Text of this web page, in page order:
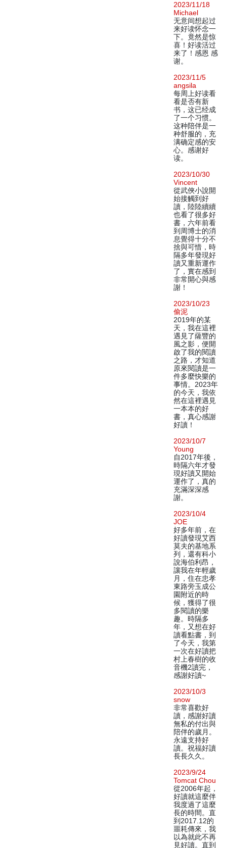
2023/11/18
Michael
无意间想起过
来好读怀念一
下。竟然是惊
喜！好读活过
来了！感恩 感
谢。
2023/11/5
angsila
每周上好读看
看是否有新
书，这已经成
了一个习惯。
这种陪伴是一
种舒服的，充
满确定感的安
心。感谢好
读。
2023/10/30
Vincent
從武俠小說開
始接觸到好
讀，陸陸續續
也看了很多好
書，六年前看
到周博士的消
息覺得十分不
捨與可惜，時
隔多年發現好
讀又重新運作
了，實在感到
非常開心與感
謝！
2023/10/23
偷泥
2019年的某
天，我在這裡
遇見了薩豐的
風之影，便開
啟了我的閱讀
之路，才知道
原來閱讀是一
件多麼快樂的
事情。2023年
的今天，我依
然在這裡遇見
一本本的好
書，真心感謝
好讀！
2023/10/7
Young
自2017年後，
時隔六年才發
現好讀又開始
運作了，真的
充滿深深感
謝。
2023/10/4
JOE
好多年前，在
好讀發現艾西
莫夫的基地系
列，還有科小
說海伯利昂，
讓我在年輕歲
月，住在忠孝
東路旁玉成公
園附近的時
候，獲得了很
多閱讀的樂
趣。時隔多
年，又想在好
讀看點書，到
了今天，我第
一次在好讀把
村上春樹的收
音機2讀完，
感謝好讀~
2023/10/3
snow
非常喜歡好
讀，感謝好讀
無私的付出與
陪伴的歲月。
永遠支持好
讀。祝福好讀
長長久久。
2023/9/24
Tomcat Chou
從2006年起，
好讀就這麼伴
我度過了這麼
長的時間。直
到2017.12的
噩耗傳來，我
以為就此不再
見好讀。直到